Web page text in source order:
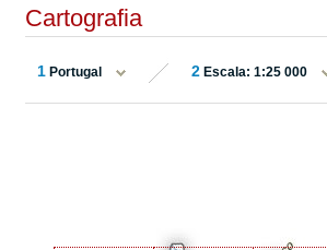
Cartografia
1 Portugal 2 Escala: 1:25 000